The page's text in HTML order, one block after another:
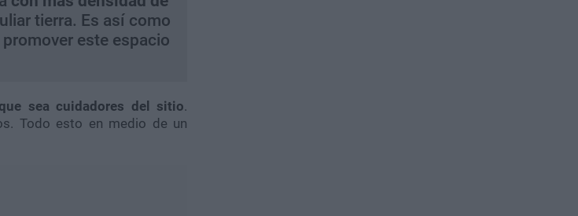
tierra. Es así como
este espacio
sea cuidadores del sitio.
Todo esto en medio de un